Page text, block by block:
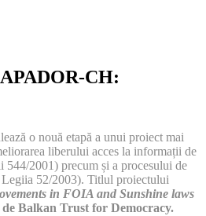
CH:
o nouă etapă a unui proiect mai
liberului acces la informații de
2001) precum și a procesului de
52/2003). Titlul proiectului
in FOIA and Sunshine laws
de Balkan Trust for Democracy.